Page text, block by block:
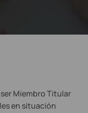
Miembro Titular
en situación